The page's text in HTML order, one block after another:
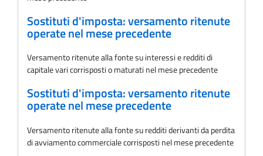
Sostituti d'imposta: versamento ritenute
operate nel mese precedente
Versamento ritenute alla fonte su interessi e redditi di
capitale vari corrisposti o maturati nel mese precedente
Sostituti d'imposta: versamento ritenute
operate nel mese precedente
Versamento ritenute alla fonte su redditi derivanti da perdita
di avviamento commerciale corrisposti nel mese precedente